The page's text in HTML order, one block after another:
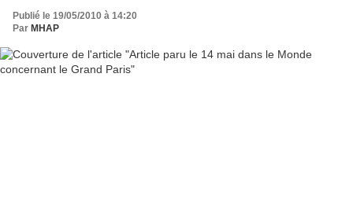
Publié le 19/05/2010 à 14:20
Par MHAP